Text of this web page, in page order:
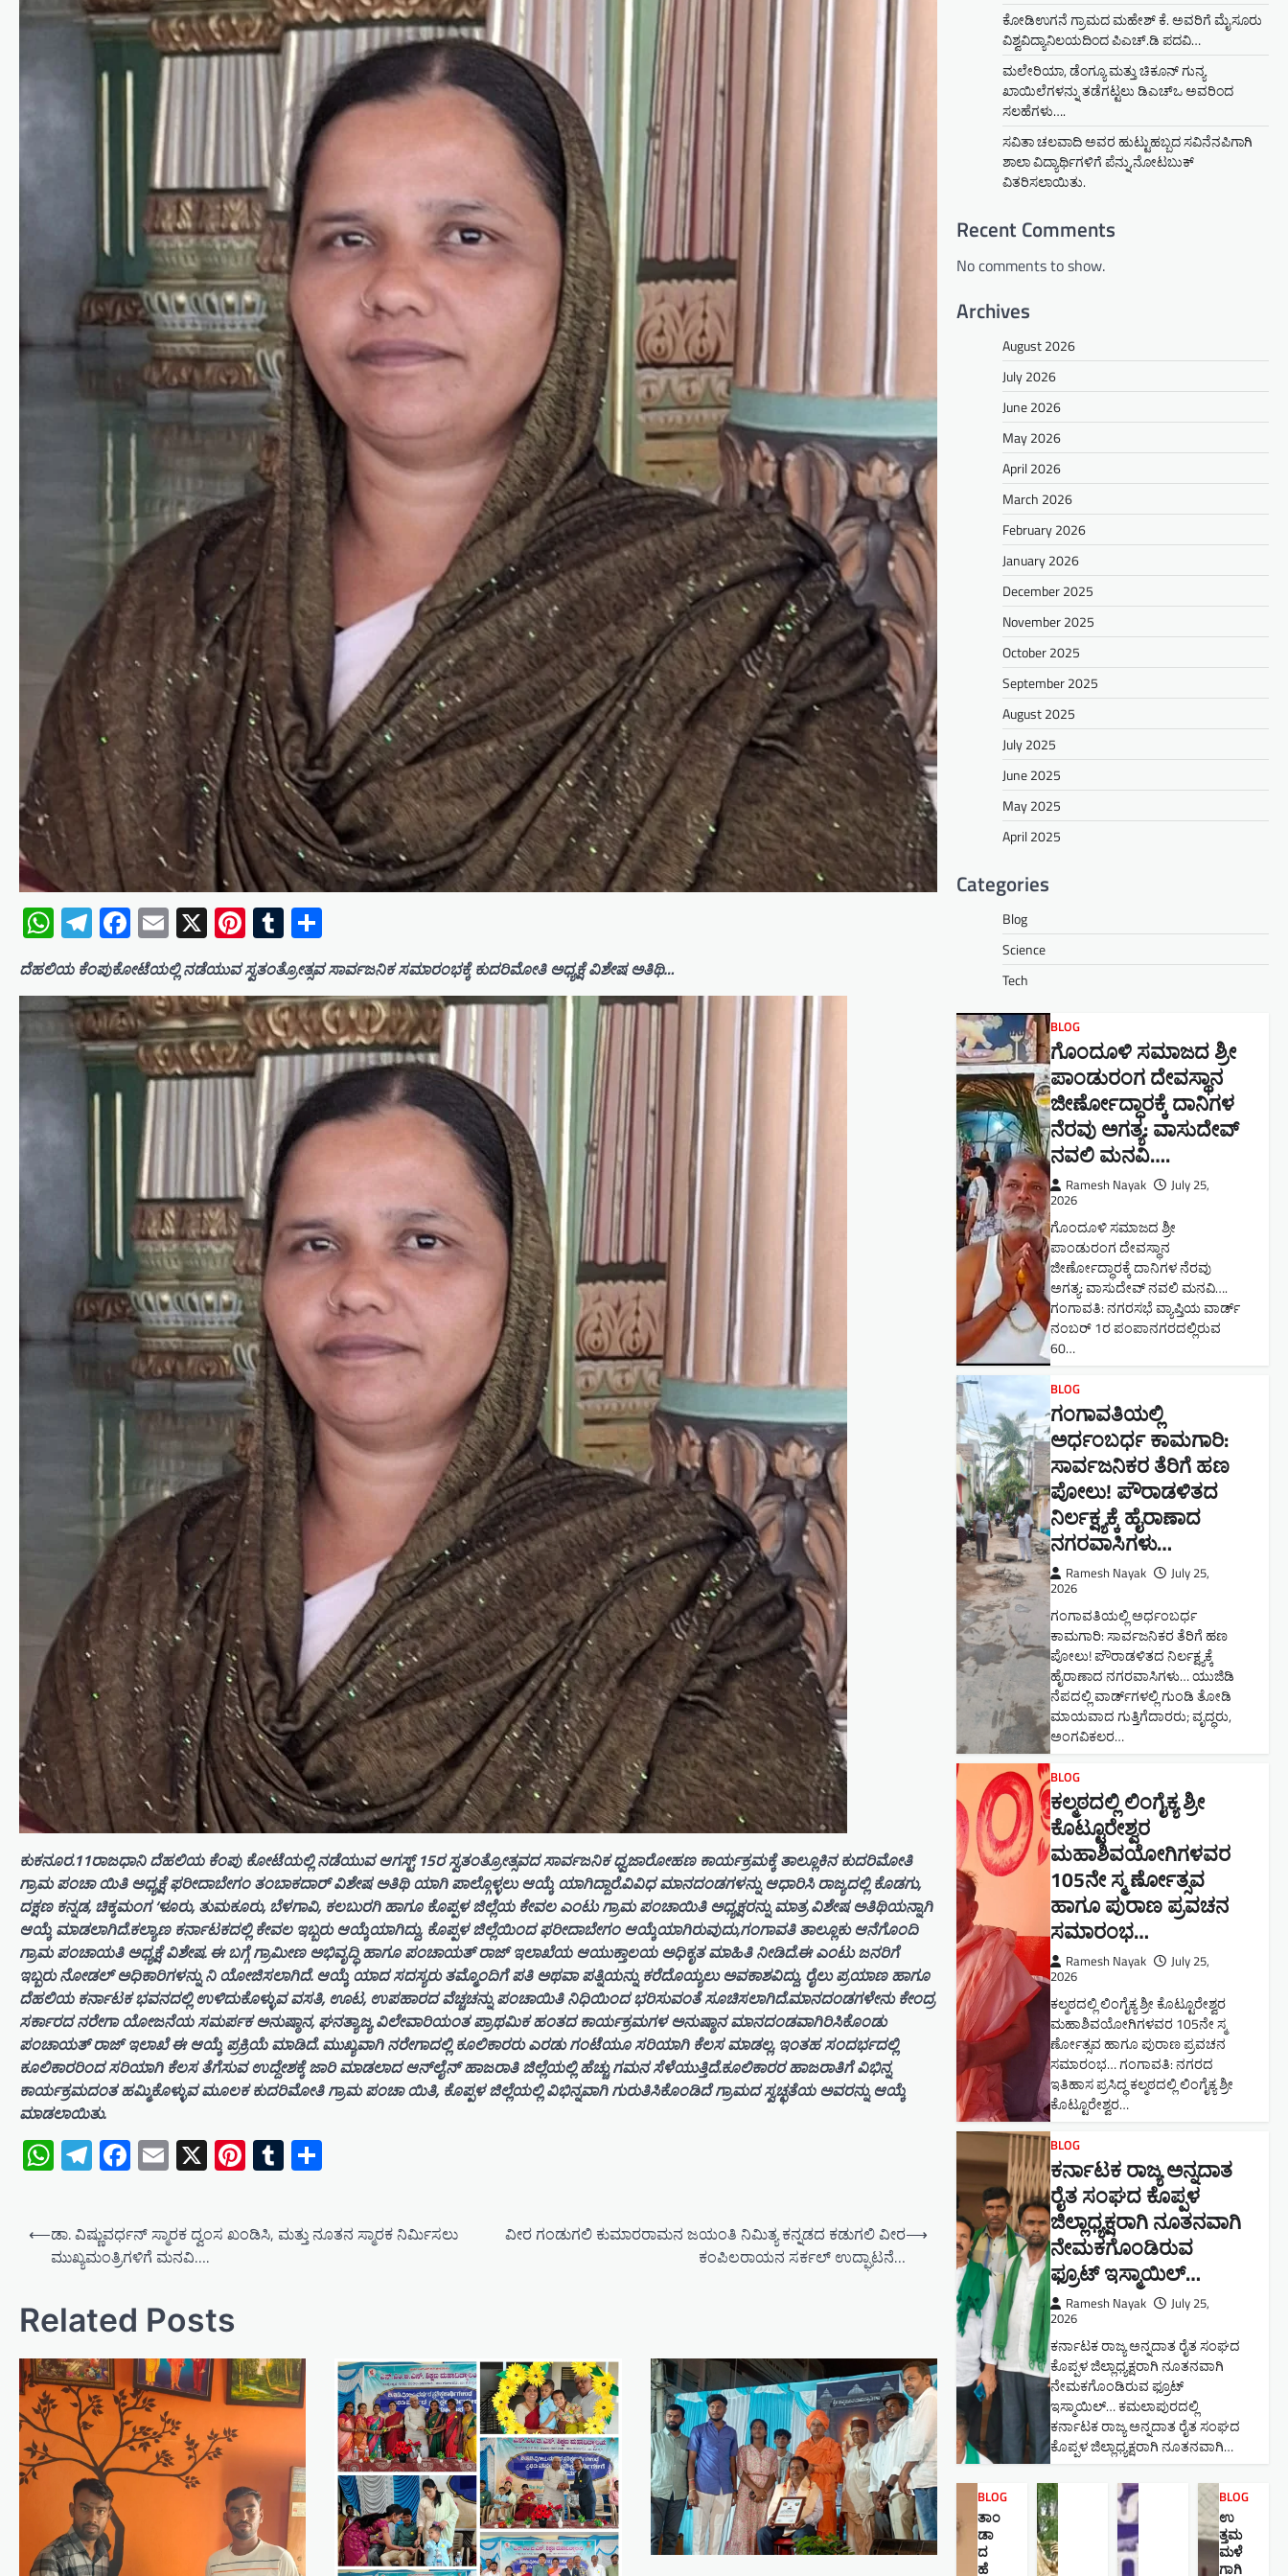
WhatsApp
Telegram
Facebook
Email
X Pinterest
Tumblr
ದೆಹಲಿಯ ಕೆಂಪುಕೋಟೆಯಲ್ಲಿ ನಡೆಯುವ ಸ್ವತಂತ್ರೋತ್ಸವ ಸಾರ್ವಜನಿಕ ಸಮಾರಂಭಕ್ಕೆ ಕುದರಿಮೋತಿ ಅಧ್ಯಕ್ಷೆ ವಿಶೇಷ ಅತಿಥಿ…
ಕುಕನೂರ.11ರಾಜಧಾನಿ ದೆಹಲಿಯ ಕೆಂಪು ಕೋಟೆಯಲ್ಲಿ ನಡೆಯುವ ಆಗಸ್ಟ್ 15ರ ಸ್ವತಂತ್ರೋತ್ಸವದ ಸಾರ್ವಜನಿಕ ಧ್ವಜಾರೋಹಣ ಕಾರ್ಯಕ್ರಮಕ್ಕೆ ತಾಲ್ಲೂಕಿನ ಕುದರಿಮೋತಿ
ಗ್ರಾಮ ಪಂಚಾ ಯಿತಿ ಅಧ್ಯಕ್ಷೆ ಫರೀದಾಬೇಗಂ ತಂಬಾಕದಾರ್ ವಿಶೇಷ ಅತಿಥಿ ಯಾಗಿ ಪಾಲ್ಗೊಳ್ಳಲು ಆಯ್ಕೆ ಯಾಗಿದ್ದಾರೆ.ವಿವಿಧ ಮಾನದಂಡಗಳನ್ನು ಆಧಾರಿಸಿ ರಾಜ್ಯದಲ್ಲಿ ಕೊಡಗು,
ದಕ್ಷಣ ಕನ್ನಡ, ಚಿಕ್ಕಮಂಗ ‘ಳೂರು, ತುಮಕೂರು, ಬೆಳಗಾವಿ, ಕಲಬುರಗಿ ಹಾಗೂ ಕೊಪ್ಪಳ ಜಿಲ್ಲೆಯ ಕೇವಲ ಎಂಟು ಗ್ರಾಮ ಪಂಚಾಯಿತಿ ಅಧ್ಯಕ್ಷರನ್ನು ಮಾತ್ರ ವಿಶೇಷ ಅತಿಥಿಯನ್ನಾಗಿ
ಆಯ್ಕೆ ಮಾಡಲಾಗಿದೆ.ಕಲ್ಯಾಣ ಕರ್ನಾಟಕದಲ್ಲಿ ಕೇವಲ ಇಬ್ಬರು ಆಯ್ಕೆಯಾಗಿದ್ದು, ಕೊಪ್ಪಳ ಜಿಲ್ಲೆಯಿಂದ ಫರೀದಾಬೇಗಂ ಆಯ್ಕೆಯಾಗಿರುವುದು,ಗಂಗಾವತಿ ತಾಲ್ಲೂಕು ಆನೆಗೊಂದಿ
ಗ್ರಾಮ ಪಂಚಾಯತಿ ಅಧ್ಯಕ್ಷೆ ವಿಶೇಷ. ಈ ಬಗ್ಗೆ ಗ್ರಾಮೀಣ ಅಭಿವೃದ್ಧಿ ಹಾಗೂ ಪಂಚಾಯತ್ ರಾಜ್ ಇಲಾಖೆಯ ಆಯುಕ್ತಾಲಯ ಅಧಿಕೃತ ಮಾಹಿತಿ ನೀಡಿದೆ.ಈ ಎಂಟು ಜನರಿಗೆ
ಇಬ್ಬರು ನೋಡಲ್ ಅಧಿಕಾರಿಗಳನ್ನು ನಿ ಯೋಜಿಸಲಾಗಿದೆ. ಆಯ್ಕೆ ಯಾದ ಸದಸ್ಯರು ತಮ್ಮೊಂದಿಗೆ ಪತಿ ಅಥವಾ ಪತ್ನಿಯನ್ನು ಕರೆದೊಯ್ಯಲು ಅವಕಾಶವಿದ್ದು, ರೈಲು ಪ್ರಯಾಣ ಹಾಗೂ
ದೆಹಲಿಯ ಕರ್ನಾಟಕ ಭವನದಲ್ಲಿ ಉಳಿದುಕೊಳ್ಳುವ ವಸತಿ, ಊಟ, ಉಪಹಾರದ ವೆಚ್ಚಚನ್ನು ಪಂಚಾಯಿತಿ ನಿಧಿಯಿಂದ ಭರಿಸುವಂತೆ ಸೂಚಿಸಲಾಗಿದೆ.ಮಾನದಂಡಗಳೇನು ಕೇಂದ್ರ
ಸರ್ಕಾರದ ನರೇಗಾ ಯೋಜನೆಯ ಸಮರ್ಪಕ ಅನುಷ್ಠಾನ, ಘನತ್ಯಾಜ್ಯ ವಿಲೇವಾರಿಯಂತ ಪ್ರಾಥಮಿಕ ಹಂತದ ಕಾರ್ಯಕ್ರಮಗಳ ಅನುಷ್ಠಾನ ಮಾನದಂಡವಾಗಿರಿಸಿಕೊಂಡು
ಪಂಚಾಯತ್ ರಾಜ್ ಇಲಾಖೆ ಈ ಆಯ್ಕೆ ಪ್ರಕ್ರಿಯೆ ಮಾಡಿದೆ. ಮುಖ್ಯವಾಗಿ ನರೇಗಾದಲ್ಲಿ ಕೂಲಿಕಾರರು ಎರಡು ಗಂಟೆಯೂ ಸರಿಯಾಗಿ ಕೆಲಸ ಮಾಡಲ್ಲ. ಇಂತಹ ಸಂದರ್ಭದಲ್ಲಿ
ಕೂಲಿಕಾರರಿಂದ ಸರಿಯಾಗಿ ಕೆಲಸ ತೆಗೆಸುವ ಉದ್ದೇಶಕ್ಕೆ ಜಾರಿ ಮಾಡಲಾದ ಆನ್‌ಲೈನ್ ಹಾಜರಾತಿ ಜಿಲ್ಲೆಯಲ್ಲಿ ಹೆಚ್ಚು ಗಮನ ಸೆಳೆಯುತ್ತಿದೆ.ಕೂಲಿಕಾರರ ಹಾಜರಾತಿಗೆ ವಿಭಿನ್ನ
ಕಾರ್ಯಕ್ರಮದಂತ ಹಮ್ಮಿಕೊಳ್ಳುವ ಮೂಲಕ ಕುದರಿಮೋತಿ ಗ್ರಾಮ ಪಂಚಾ ಯಿತಿ, ಕೊಪ್ಪಳ ಜಿಲ್ಲೆಯಲ್ಲಿ ವಿಭಿನ್ನವಾಗಿ ಗುರುತಿಸಿಕೊಂಡಿದೆ ಗ್ರಾಮದ ಸ್ವಚ್ಛತೆಯ ಅವರನ್ನು ಆಯ್ಕೆ
ಮಾಡಲಾಯಿತು.
WhatsApp
Telegram
Facebook
Email
X Pinterest
Tumblr
t
a
v
i
g
a
⟵ಡಾ. ವಿಷ್ಣುವರ್ಧನ್ ಸ್ಮಾರಕ ದ್ವಂಸ ಖಂಡಿಸಿ, ಮತ್ತು ನೂತನ ಸ್ಮಾರಕ ನಿರ್ಮಿಸಲು
ಮುಖ್ಯಮಂತ್ರಿಗಳಿಗೆ ಮನವಿ….
ವೀರ ಗಂಡುಗಲಿ ಕುಮಾರರಾಮನ ಜಯಂತಿ ನಿಮಿತ್ಯ ಕನ್ನಡದ ಕಡುಗಲಿ ವೀರ
ಕಂಪಿಲರಾಯನ ಸರ್ಕಲ್ ಉದ್ಘಾಟನೆ…
⟶
Related Posts
ಕೋಡಿಉಗನೆ ಗ್ರಾಮದ ಮಹೇಶ್ ಕೆ. ಅವರಿಗೆ ಮೈಸೂರು
ವಿಶ್ವವಿದ್ಯಾನಿಲಯದಿಂದ ಪಿಎಚ್.ಡಿ ಪದವಿ…
ಮಲೇರಿಯಾ, ಡೆಂಗ್ಯೂ ಮತ್ತು ಚಿಕೂನ್ ಗುನ್ಯ
ಖಾಯಿಲೆಗಳನ್ನು ತಡೆಗಟ್ಟಲು ಡಿಎಚ್‌ಒ ಅವರಿಂದ
ಸಲಹೆಗಳು….
ಸವಿತಾ ಚಲವಾದಿ ಅವರ ಹುಟ್ಟುಹಬ್ಬದ ಸವಿನೆನಪಿಗಾಗಿ
ಶಾಲಾ ವಿದ್ಯಾರ್ಥಿಗಳಿಗೆ ಪೆನ್ನು,ನೋಟಬುಕ್
ವಿತರಿಸಲಾಯಿತು.
Recent Comments
No comments to show.
Archives
August 2026
July 2026
June 2026
May 2026
April 2026
March 2026
February 2026
January 2026
December 2025
November 2025
October 2025
September 2025
August 2025
July 2025
June 2025
May 2025
April 2025
Categories
Blog
Science
Tech
BLOG
ಗೊಂದೂಳಿ ಸಮಾಜದ ಶ್ರೀ
ಪಾಂಡುರಂಗ ದೇವಸ್ಥಾನ
ಜೀರ್ಣೋದ್ಧಾರಕ್ಕೆ ದಾನಿಗಳ
ನೆರವು ಅಗತ್ಯ: ವಾಸುದೇವ್
ನವಲಿ ಮನವಿ​….
Ramesh Nayak
July 25,
2026
ಗೊಂದೂಳಿ ಸಮಾಜದ ಶ್ರೀ
ಪಾಂಡುರಂಗ ದೇವಸ್ಥಾನ
ಜೀರ್ಣೋದ್ಧಾರಕ್ಕೆ ದಾನಿಗಳ ನೆರವು
ಅಗತ್ಯ: ವಾಸುದೇವ್ ನವಲಿ ಮನವಿ​….
ಗಂಗಾವತಿ: ​ನಗರಸಭೆ ವ್ಯಾಪ್ತಿಯ ವಾರ್ಡ್
ನಂಬರ್ 1ರ ಪಂಪಾನಗರದಲ್ಲಿರುವ
60…
BLOG
ಗಂಗಾವತಿಯಲ್ಲಿ
ಅರ್ಧಂಬರ್ಧ ಕಾಮಗಾರಿ:
ಸಾರ್ವಜನಿಕರ ತೆರಿಗೆ ಹಣ
ಪೋಲು! ಪೌರಾಡಳಿತದ
ನಿರ್ಲಕ್ಷ್ಯಕ್ಕೆ ಹೈರಾಣಾದ
ನಗರವಾಸಿಗಳು​…
Ramesh Nayak
July 25,
2026
ಗಂಗಾವತಿಯಲ್ಲಿ ಅರ್ಧಂಬರ್ಧ
ಕಾಮಗಾರಿ: ಸಾರ್ವಜನಿಕರ ತೆರಿಗೆ ಹಣ
ಪೋಲು! ಪೌರಾಡಳಿತದ ನಿರ್ಲಕ್ಷ್ಯಕ್ಕೆ
ಹೈರಾಣಾದ ನಗರವಾಸಿಗಳು​… ಯುಜಿಡಿ
ನೆಪದಲ್ಲಿ ವಾರ್ಡ್‌ಗಳಲ್ಲಿ ಗುಂಡಿ ತೋಡಿ
ಮಾಯವಾದ ಗುತ್ತಿಗೆದಾರರು; ವೃದ್ಧರು,
ಅಂಗವಿಕಲರ…
BLOG
ಕಲ್ಮಠದಲ್ಲಿ ಲಿಂಗೈಕ್ಯ ಶ್ರೀ
ಕೊಟ್ಟೂರೇಶ್ವರ
ಮಹಾಶಿವಯೋಗಿಗಳವರ
105ನೇ ಸ್ಮ ರ್ಣೋತ್ಸವ
ಹಾಗೂ ಪುರಾಣ ಪ್ರವಚನ
ಸಮಾರಂಭ​…
Ramesh Nayak
July 25,
2026
ಕಲ್ಮಠದಲ್ಲಿ ಲಿಂಗೈಕ್ಯ ಶ್ರೀ ಕೊಟ್ಟೂರೇಶ್ವರ
ಮಹಾಶಿವಯೋಗಿಗಳವರ 105ನೇ ಸ್ಮ
ರ್ಣೋತ್ಸವ ಹಾಗೂ ಪುರಾಣ ಪ್ರವಚನ
ಸಮಾರಂಭ​… ಗಂಗಾವತಿ: ನಗರದ
ಇತಿಹಾಸ ಪ್ರಸಿದ್ಧ ಕಲ್ಮಠದಲ್ಲಿ ಲಿಂಗೈಕ್ಯ ಶ್ರೀ
ಕೊಟ್ಟೂರೇಶ್ವರ…
BLOG
ಕರ್ನಾಟಕ ರಾಜ್ಯ ಅನ್ನದಾತ
ರೈತ ಸಂಘದ ಕೊಪ್ಪಳ
ಜಿಲ್ಲಾಧ್ಯಕ್ಷರಾಗಿ ನೂತನವಾಗಿ
ನೇಮಕಗೊಂಡಿರುವ
ಫ್ರೂಟ್ ಇಸ್ಮಾಯಿಲ್…
Ramesh Nayak
July 25,
2026
ಕರ್ನಾಟಕ ರಾಜ್ಯ ಅನ್ನದಾತ ರೈತ ಸಂಘದ
ಕೊಪ್ಪಳ ಜಿಲ್ಲಾಧ್ಯಕ್ಷರಾಗಿ ನೂತನವಾಗಿ
ನೇಮಕಗೊಂಡಿರುವ ಫ್ರೂಟ್
ಇಸ್ಮಾಯಿಲ್… ಕಮಲಾಪುರದಲ್ಲಿ
ಕರ್ನಾಟಕ ರಾಜ್ಯ ಅನ್ನದಾತ ರೈತ ಸಂಘದ
ಕೊಪ್ಪಳ ಜಿಲ್ಲಾಧ್ಯಕ್ಷರಾಗಿ ನೂತನವಾಗಿ…
BLOG
ತಾಂ
ಡಾ
ದ
ಹೆ
BLOG
ಉ
ತ್ತಮ
ಮಳೆ
ಗಾಗಿ